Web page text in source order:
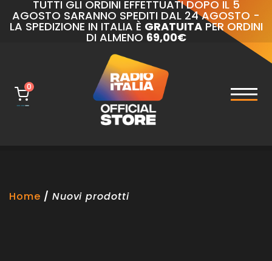
TUTTI GLI ORDINI EFFETTUATI DOPO IL 5
AGOSTO SARANNO SPEDITI DAL 24 AGOSTO -
LA SPEDIZIONE IN ITALIA È GRATUITAPER ORDINI
DI ALMENO 69,00€
0
Home Nuovi prodotti